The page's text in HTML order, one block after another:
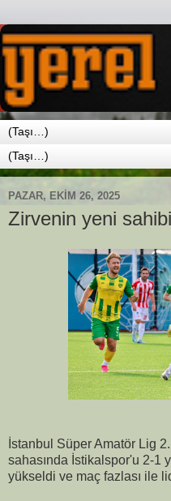
PAZAR, EKIM 26, 2025
Zirvenin yeni
İstanbul Süper Amatör Lig
sahasında İstikalspor'u 2-1
yükseldi ve maç fazlası ile